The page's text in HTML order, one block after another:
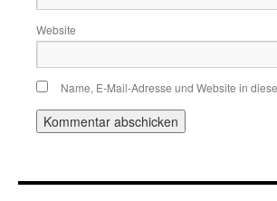
Website
Name, E-Mail-Adresse und Website in